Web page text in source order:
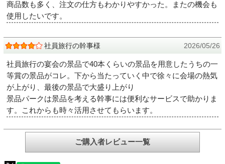
商品数も多く、注文の仕方もわかりやすかった。またの機会も
使用したいです。
社員旅行の幹事様 2026/05/26
社員旅行の宴会の景品で40本くらいの景品を用意したうちの一
等賞の景品がコレ。下から当たっていく中で徐々に会場の熱気
が上がり、最後の景品で大盛り上がり
景品パークは景品を考える幹事には便利なサービスで助かりま
す。これからも時々活用させてもらいます。
ご購入者レビュー一覧